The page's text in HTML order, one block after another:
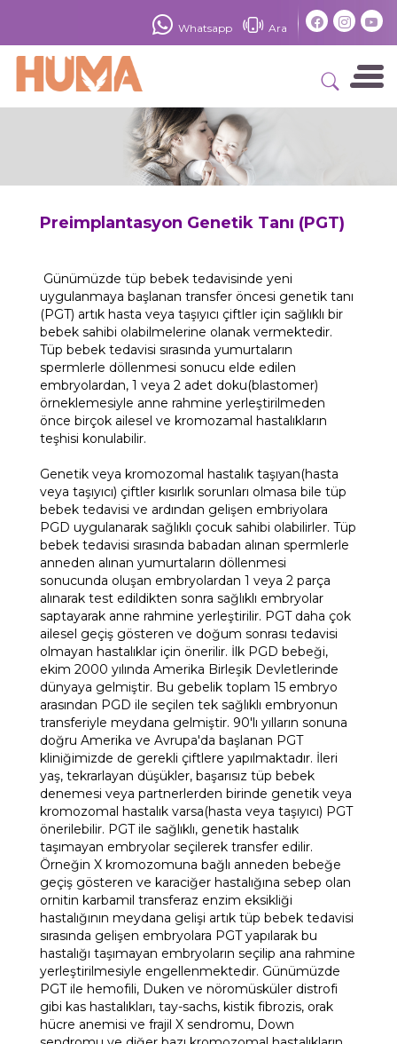
Ara
Whatsapp ×
Preimplantasyon Genetik Tanı (PGT)
Günümüzde tüp bebek tedavisinde yeni
uygulanmaya başlanan transfer öncesi genetik tanı
(PGT) artık hasta veya taşıyıcı çiftler için sağlıklı bir
bebek sahibi olabilmelerine olanak vermektedir.
Tüp bebek tedavisi sırasında yumurtaların
spermlerle döllenmesi sonucu elde edilen
embryolardan, 1 veya 2 adet doku(blastomer)
örneklemesiyle anne rahmine yerleştirilmeden
önce birçok ailesel ve kromozamal hastalıkların
teşhisi konulabilir.
Genetik veya kromozomal hastalık taşıyan(hasta
veya taşıyıcı) çiftler kısırlık sorunları olmasa bile tüp
bebek tedavisi ve ardından gelişen embriyolara
PGD uygulanarak sağlıklı çocuk sahibi olabilirler. Tüp
bebek tedavisi sırasında babadan alınan spermlerle
anneden alınan yumurtaların döllenmesi
sonucunda oluşan embryolardan 1 veya 2 parça
alınarak test edildikten sonra sağlıklı embryolar
saptayarak anne rahmine yerleştirilir. PGT daha çok
ailesel geçiş gösteren ve doğum sonrası tedavisi
olmayan hastalıklar için önerilir. İlk PGD bebeği,
ekim 2000 yılında Amerika Birleşik Devletlerinde
dünyaya gelmiştir. Bu gebelik toplam 15 embryo
arasından PGD ile seçilen tek sağlıklı embryonun
transferiyle meydana gelmiştir. 90'lı yılların sonuna
doğru Amerika ve Avrupa'da başlanan PGT
kliniğimizde de gerekli çiftlere yapılmaktadır. İleri
yaş, tekrarlayan düşükler, başarısız tüp bebek
denemesi veya partnerlerden birinde genetik veya
kromozomal hastalık varsa(hasta veya taşıyıcı) PGT
önerilebilir. PGT ile sağlıklı, genetik hastalık
taşımayan embryolar seçilerek transfer edilir.
Örneğin X kromozomuna bağlı anneden bebeğe
geçiş gösteren ve karaciğer hastalığına sebep olan
ornitin karbamil transferaz enzim eksikliği
hastalığının meydana gelişi artık tüp bebek tedavisi
sırasında gelişen embryolara PGT yapılarak bu
hastalığı taşımayan embryoların seçilip ana rahmine
yerleştirilmesiyle engellenmektedir. Günümüzde
PGT ile hemofili, Duken ve nöromüsküler distrofi
gibi kas hastalıkları, tay-sachs, kistik fibrozis, orak
hücre anemisi ve frajil X sendromu, Down